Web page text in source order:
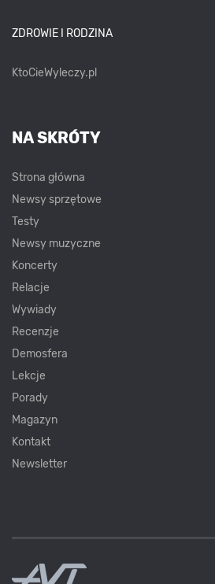
ZDROWIE I RODZINA
KtoCieWyleczy.pl
NA SKRÓTY
Strona główna
Newsy sprzętowe
Testy
Newsy muzyczne
Koncerty
Relacje
Wywiady
Recenzje
Demosfera
Lekcje
Porady
Magazyn
Kontakt
Newsletter